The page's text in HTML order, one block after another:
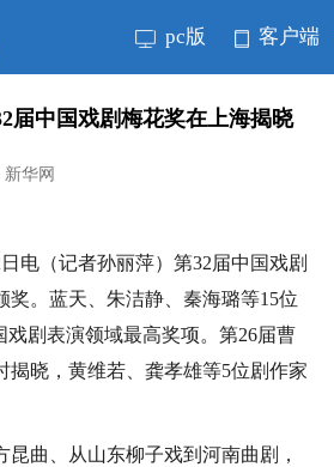
pc版 客户端
届中国戏剧梅花奖在上海揭晓
华网
（记者孙丽萍）第32届中国戏剧
奖。蓝天、朱洁静、秦海璐等15位
戏剧表演领域最高奖项。第26届曹
揭晓，黄维若、龚孝雄等5位剧作家
曲、从山东柳子戏到河南曲剧，